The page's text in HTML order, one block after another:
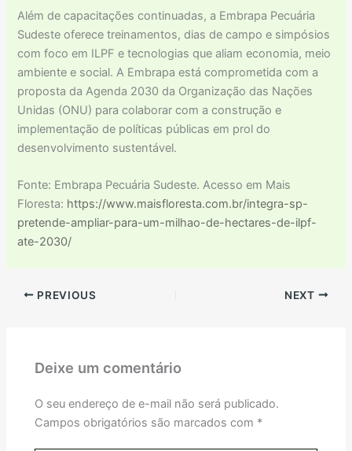
Além de capacitações continuadas, a Embrapa Pecuária
Sudeste oferece treinamentos, dias de campo e simpósios
com foco em ILPF e tecnologias que aliam economia, meio
ambiente e social. A Embrapa está comprometida com a
proposta da Agenda 2030 da Organização das Nações
Unidas (ONU) para colaborar com a construção e
implementação de políticas públicas em prol do
desenvolvimento sustentável.
Fonte: Embrapa Pecuária Sudeste. Acesso em Mais
Floresta: https://www.maisfloresta.com.br/integra-sp-
pretende-ampliar-para-um-milhao-de-hectares-de-ilpf-
ate-2030/
PREVIOUS NEXT
Deixe um comentário
O seu endereço de e-mail não será publicado.
Campos obrigatórios são marcados com *